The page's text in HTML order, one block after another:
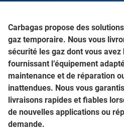
Carbagas propose des
gaz temporaire. Nous vous
sécurité les gaz dont vous
fournissant l’équipement
maintenance et de réparation
inattendues. Nous vous
livraisons rapides et fiables
de nouvelles applications ou
demande.